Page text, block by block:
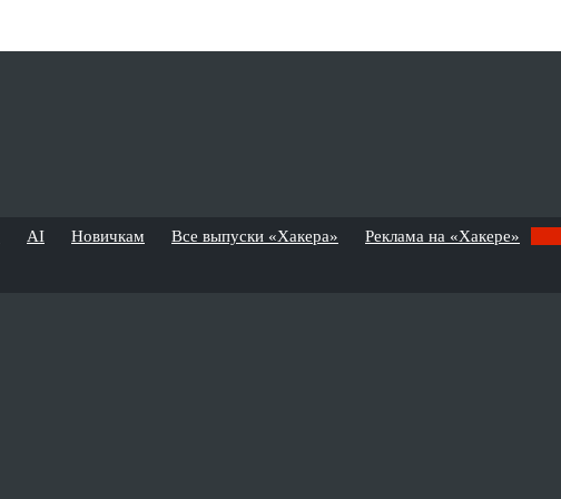
AI Новичкам Все выпуски «Хакера» Реклама на «Хакере»